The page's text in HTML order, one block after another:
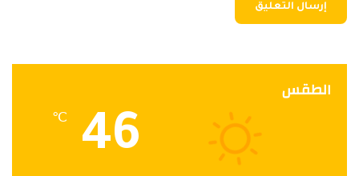
الطقس
46
℃